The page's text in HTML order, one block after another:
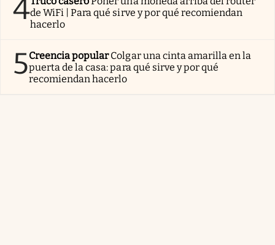
4de WiFi | Para qué sirve y por qué recomiendan
hacerlo
5Creencia popularColgar una cinta amarilla en la
puerta de la casa: para qué sirve y por qué
recomiendan hacerlo